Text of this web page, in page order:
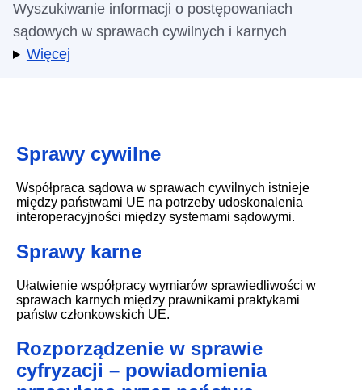
Wyszukiwanie informacji o postępowaniach
sądowych w sprawach cywilnych i karnych
Sprawy cywilne
Współpraca sądowa w sprawach cywilnych istnieje
między państwami UE na potrzeby udoskonalenia
interoperacyjności między systemami sądowymi.
Sprawy karne
Ułatwienie współpracy wymiarów sprawiedliwości w
sprawach karnych między prawnikami praktykami
państw członkowskich UE.
Rozporządzenie w sprawie
cyfryzacji – powiadomienia